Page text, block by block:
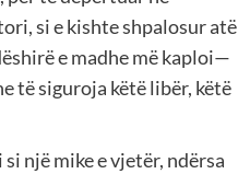
si e kishte shpalosur atë
e madhe më kaploi—
të siguroja këtë libër, këtë
një mike e vjetër, ndërsa